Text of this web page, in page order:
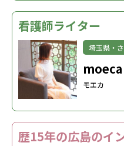
看護師ライター
埼玉県・
moeca
モエカ
歴15年の広島のイ